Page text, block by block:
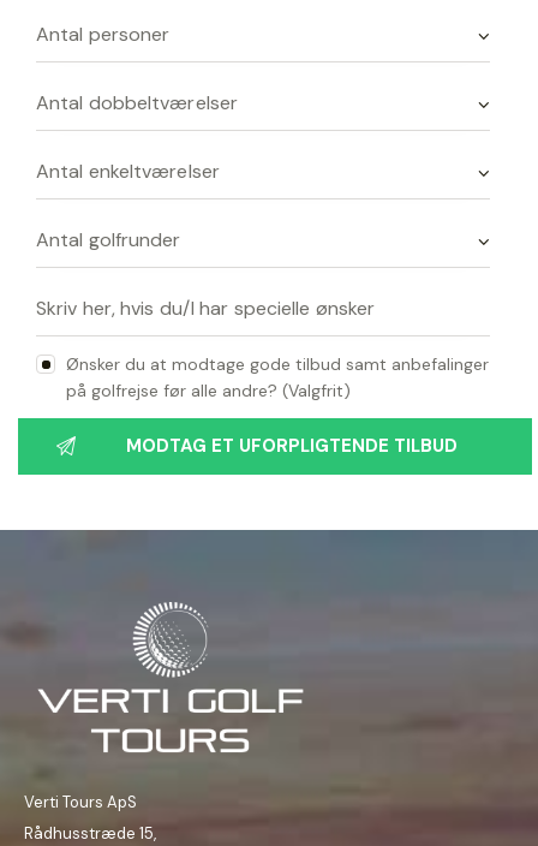
Ønsker du at modtage gode tilbud samt anbefalinger
på golfrejse før alle andre? (Valgfrit)
Verti Tours ApS
Rådhusstræde 15,